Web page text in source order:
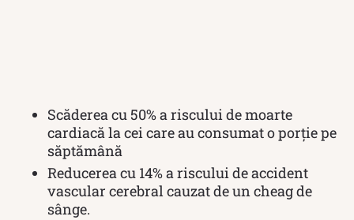
Scăderea cu 50% a riscului de moarte
cardiacă la cei care au consumat o porție pe
săptămână
Reducerea cu 14% a riscului de accident
vascular cerebral cauzat de un cheag de
sânge.